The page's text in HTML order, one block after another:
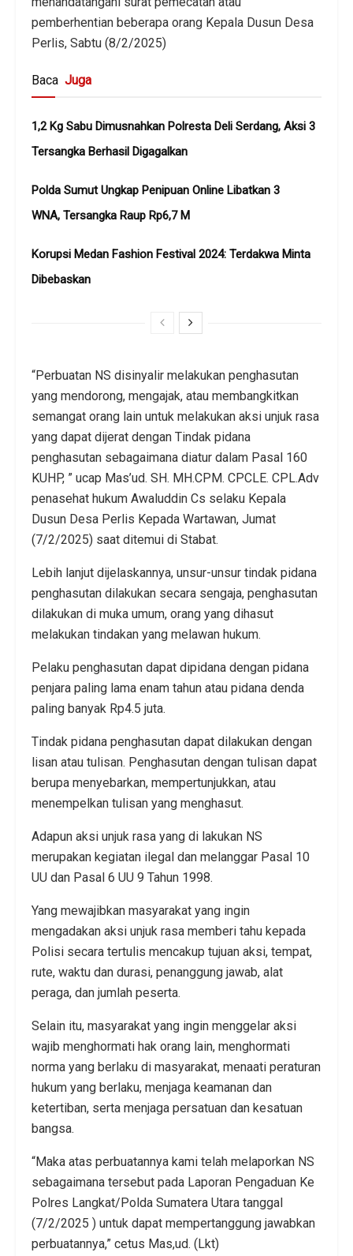
pemberhentian beberapa orang Kepala Dusun Desa
Perlis, Sabtu (8/2/2025)
Baca Juga
1,2 Kg Sabu Dimusnahkan Polresta Deli Serdang, Aksi 3
Tersangka Berhasil Digagalkan
Polda Sumut Ungkap Penipuan Online Libatkan 3
WNA, Tersangka Raup Rp6,7 M
Korupsi Medan Fashion Festival 2024: Terdakwa Minta
Dibebaskan
“Perbuatan NS disinyalir melakukan penghasutan
yang mendorong, mengajak, atau membangkitkan
semangat orang lain untuk melakukan aksi unjuk rasa
yang dapat dijerat dengan Tindak pidana
penghasutan sebagaimana diatur dalam Pasal 160
KUHP, ” ucap Mas’ud. SH. MH.CPM. CPCLE. CPL.Adv
penasehat hukum Awaluddin Cs selaku Kepala
Dusun Desa Perlis Kepada Wartawan, Jumat
(7/2/2025) saat ditemui di Stabat.
Lebih lanjut dijelaskannya, unsur-unsur tindak pidana
penghasutan dilakukan secara sengaja, penghasutan
dilakukan di muka umum, orang yang dihasut
melakukan tindakan yang melawan hukum.
Pelaku penghasutan dapat dipidana dengan pidana
penjara paling lama enam tahun atau pidana denda
paling banyak Rp4.5 juta.
Tindak pidana penghasutan dapat dilakukan dengan
lisan atau tulisan. Penghasutan dengan tulisan dapat
berupa menyebarkan, mempertunjukkan, atau
menempelkan tulisan yang menghasut.
Adapun aksi unjuk rasa yang di lakukan NS
merupakan kegiatan ilegal dan melanggar Pasal 10
UU dan Pasal 6 UU 9 Tahun 1998.
Yang mewajibkan masyarakat yang ingin
mengadakan aksi unjuk rasa memberi tahu kepada
Polisi secara tertulis mencakup tujuan aksi, tempat,
rute, waktu dan durasi, penanggung jawab, alat
peraga, dan jumlah peserta.
Selain itu, masyarakat yang ingin menggelar aksi
wajib menghormati hak orang lain, menghormati
norma yang berlaku di masyarakat, menaati peraturan
hukum yang berlaku, menjaga keamanan dan
ketertiban, serta menjaga persatuan dan kesatuan
bangsa.
“Maka atas perbuatannya kami telah melaporkan NS
sebagaimana tersebut pada Laporan Pengaduan Ke
Polres Langkat/Polda Sumatera Utara tanggal
(7/2/2025 ) untuk dapat mempertanggung jawabkan
perbuatannya,” cetus Mas,ud. (Lkt)